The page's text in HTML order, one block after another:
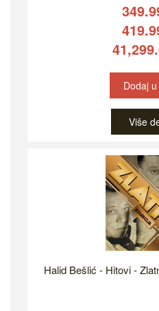
Dodaj
Više
Halid Bešlić - Hitovi -